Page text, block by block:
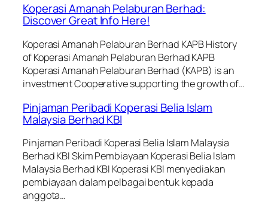
Koperasi Amanah Pelaburan Berhad:
Discover Great Info Here!
Koperasi Amanah Pelaburan Berhad KAPB History
of Koperasi Amanah Pelaburan Berhad KAPB
Koperasi Amanah Pelaburan Berhad (KAPB) is an
investment Cooperative supporting the growth of…
Pinjaman Peribadi Koperasi Belia Islam
Malaysia Berhad KBI
Pinjaman Peribadi Koperasi Belia Islam Malaysia
Berhad KBI Skim Pembiayaan Koperasi Belia Islam
Malaysia Berhad KBI Koperasi KBI menyediakan
pembiayaan dalam pelbagai bentuk kepada
anggota…